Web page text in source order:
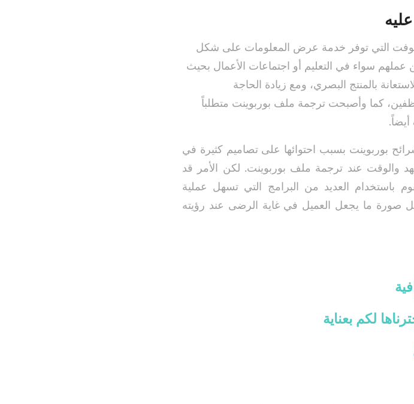
التي توفر خدمة عرض المعلومات على شكل
سواء في التعليم أو اجتماعات الأعمال بحيث
بالمنتج البصري، ومع زيادة الحاجة
كما وأصبحت ترجمة ملف بوربوينت متطلباً
بوربوينت بسبب احتوائها على تصاميم كثيرة في
والوقت عند ترجمة ملف بوربوينت. لكن الأمر قد
باستخدام العديد من البرامج التي تسهل عملية
صورة ما يجعل العميل في غاية الرضى عند رؤيته